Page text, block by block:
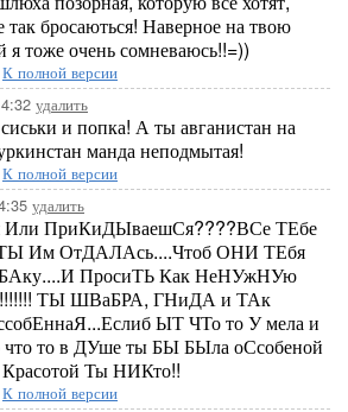
так бросаються! Наверное на твою
я тоже очень сомневаюсь!!=))
К полной версии
удалить
и попка! А ты авганистан на
манда неподмытая!
К полной версии
удалить
Или ПриКиДЫваешСя????ВСе ТЕбе
Им ОтДАЛАсь....Чтоб ОНИ ТЕбя
ПросиТЬ Как НеНУжНУю
ТЫ ШВаБРА, ГНиДА и ТАк
ЫТ ЧТо то У мела и
то в ДУше ты БЫ БЫла оСсобеной
Ты НИКто!!
К полной версии